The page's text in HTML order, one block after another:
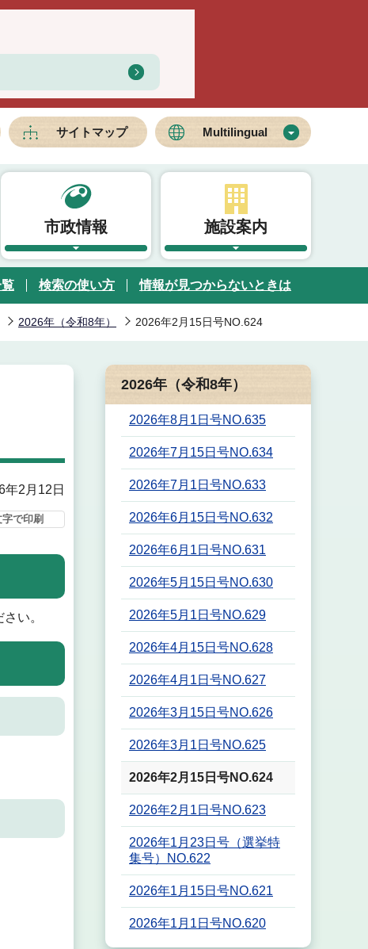
サイトマップ Multilingual
市政情報 施設案内
検索の使い方 情報が見つからないときは
2026年（令和8年） 2026年2月15日号NO.624
年2月12日
で印刷
い。
2026年（令和8年）
2026年8月1日号NO.635
2026年7月15日号NO.634
2026年7月1日号NO.633
2026年6月15日号NO.632
2026年6月1日号NO.631
2026年5月15日号NO.630
2026年5月1日号NO.629
2026年4月15日号NO.628
2026年4月1日号NO.627
2026年3月15日号NO.626
2026年3月1日号NO.625
2026年2月15日号NO.624
2026年2月1日号NO.623
2026年1月23日号（選挙特
集号）NO.622
2026年1月15日号NO.621
2026年1月1日号NO.620